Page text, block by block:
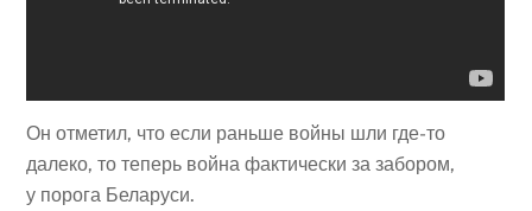
Он отметил, что если раньше войны шли где-то
далеко, то теперь война фактически за забором,
у порога Беларуси.